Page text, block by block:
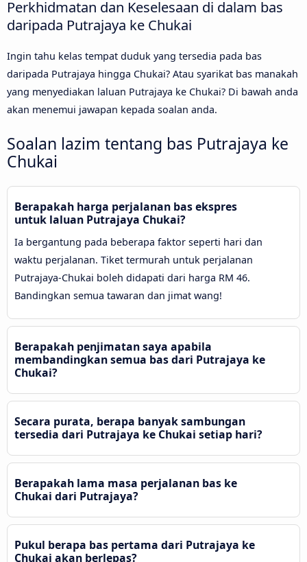
Perkhidmatan dan Keselesaan di dalam bas
daripada Putrajaya ke Chukai
Ingin tahu kelas tempat duduk yang tersedia pada bas
daripada Putrajaya hingga Chukai? Atau syarikat bas manakah
yang menyediakan laluan Putrajaya ke Chukai? Di bawah anda
akan menemui jawapan kepada soalan anda.
Soalan lazim tentang bas Putrajaya ke
Chukai
Berapakah harga perjalanan bas ekspres
untuk laluan Putrajaya Chukai?
Ia bergantung pada beberapa faktor seperti hari dan
waktu perjalanan. Tiket termurah untuk perjalanan
Putrajaya-Chukai boleh didapati dari harga RM 46.
Bandingkan semua tawaran dan jimat wang!
Berapakah penjimatan saya apabila
membandingkan semua bas dari Putrajaya ke
Chukai?
Secara purata, berapa banyak sambungan
tersedia dari Putrajaya ke Chukai setiap hari?
Berapakah lama masa perjalanan bas ke
Chukai dari Putrajaya?
Pukul berapa bas pertama dari Putrajaya ke
Chukai akan berlepas?